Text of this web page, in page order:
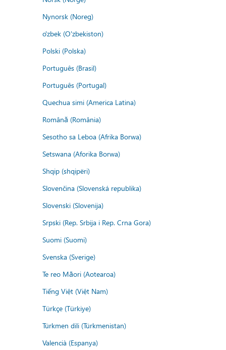
Nynorsk (Noreg)
o'zbek (O'zbekiston)
Polski (Polska)
Português (Brasil)
Português (Portugal)
Quechua simi (America Latina)
Română (România)
Sesotho sa Leboa (Afrika Borwa)
Setswana (Aforika Borwa)
Shqip (shqipëri)
Slovenčina (Slovenská republika)
Slovenski (Slovenija)
Srpski (Rep. Srbija i Rep. Crna Gora)
Suomi (Suomi)
Svenska (Sverige)
Te reo Māori (Aotearoa)
Tiếng Việt (Việt Nam)
Türkçe (Türkiye)
Türkmen dili (Türkmenistan)
Valencià (Espanya)